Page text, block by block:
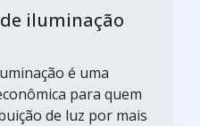
iluminação
é uma
para quem
de luz por mais